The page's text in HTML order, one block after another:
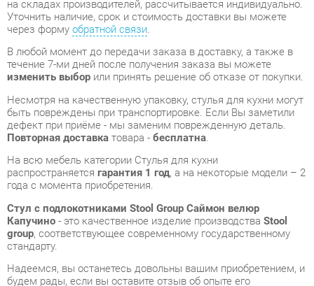
Несмотря на качественную упаковку, стулья для кухни могут
быть повреждены при транспортировке. Если Вы заметили
дефект при приёме - мы заменим поврежденную деталь.
Повторная доставка товара -бесплатна .
На всю мебель категории Стулья для кухни
распространяется гарантия 1 год , а на некоторые модели – 2
года с момента приобретения.
Стул с подлокотниками Stool Group Саймон велюр
Капучино- это качественное изделие производстваStool
group, соответствующее современному государственному
стандарту.
Надеемся, вы останетесь довольны вашим приобретением, и
будем рады, если вы оставите отзыв об опыте его
использования, который поможет сориентироваться нашим
будущим покупателям.
Кроме формыобратной связиполучить развёрнутую
консультацию, фото и видеообзор продукции вы можете по
Telegram и WhatsApp.